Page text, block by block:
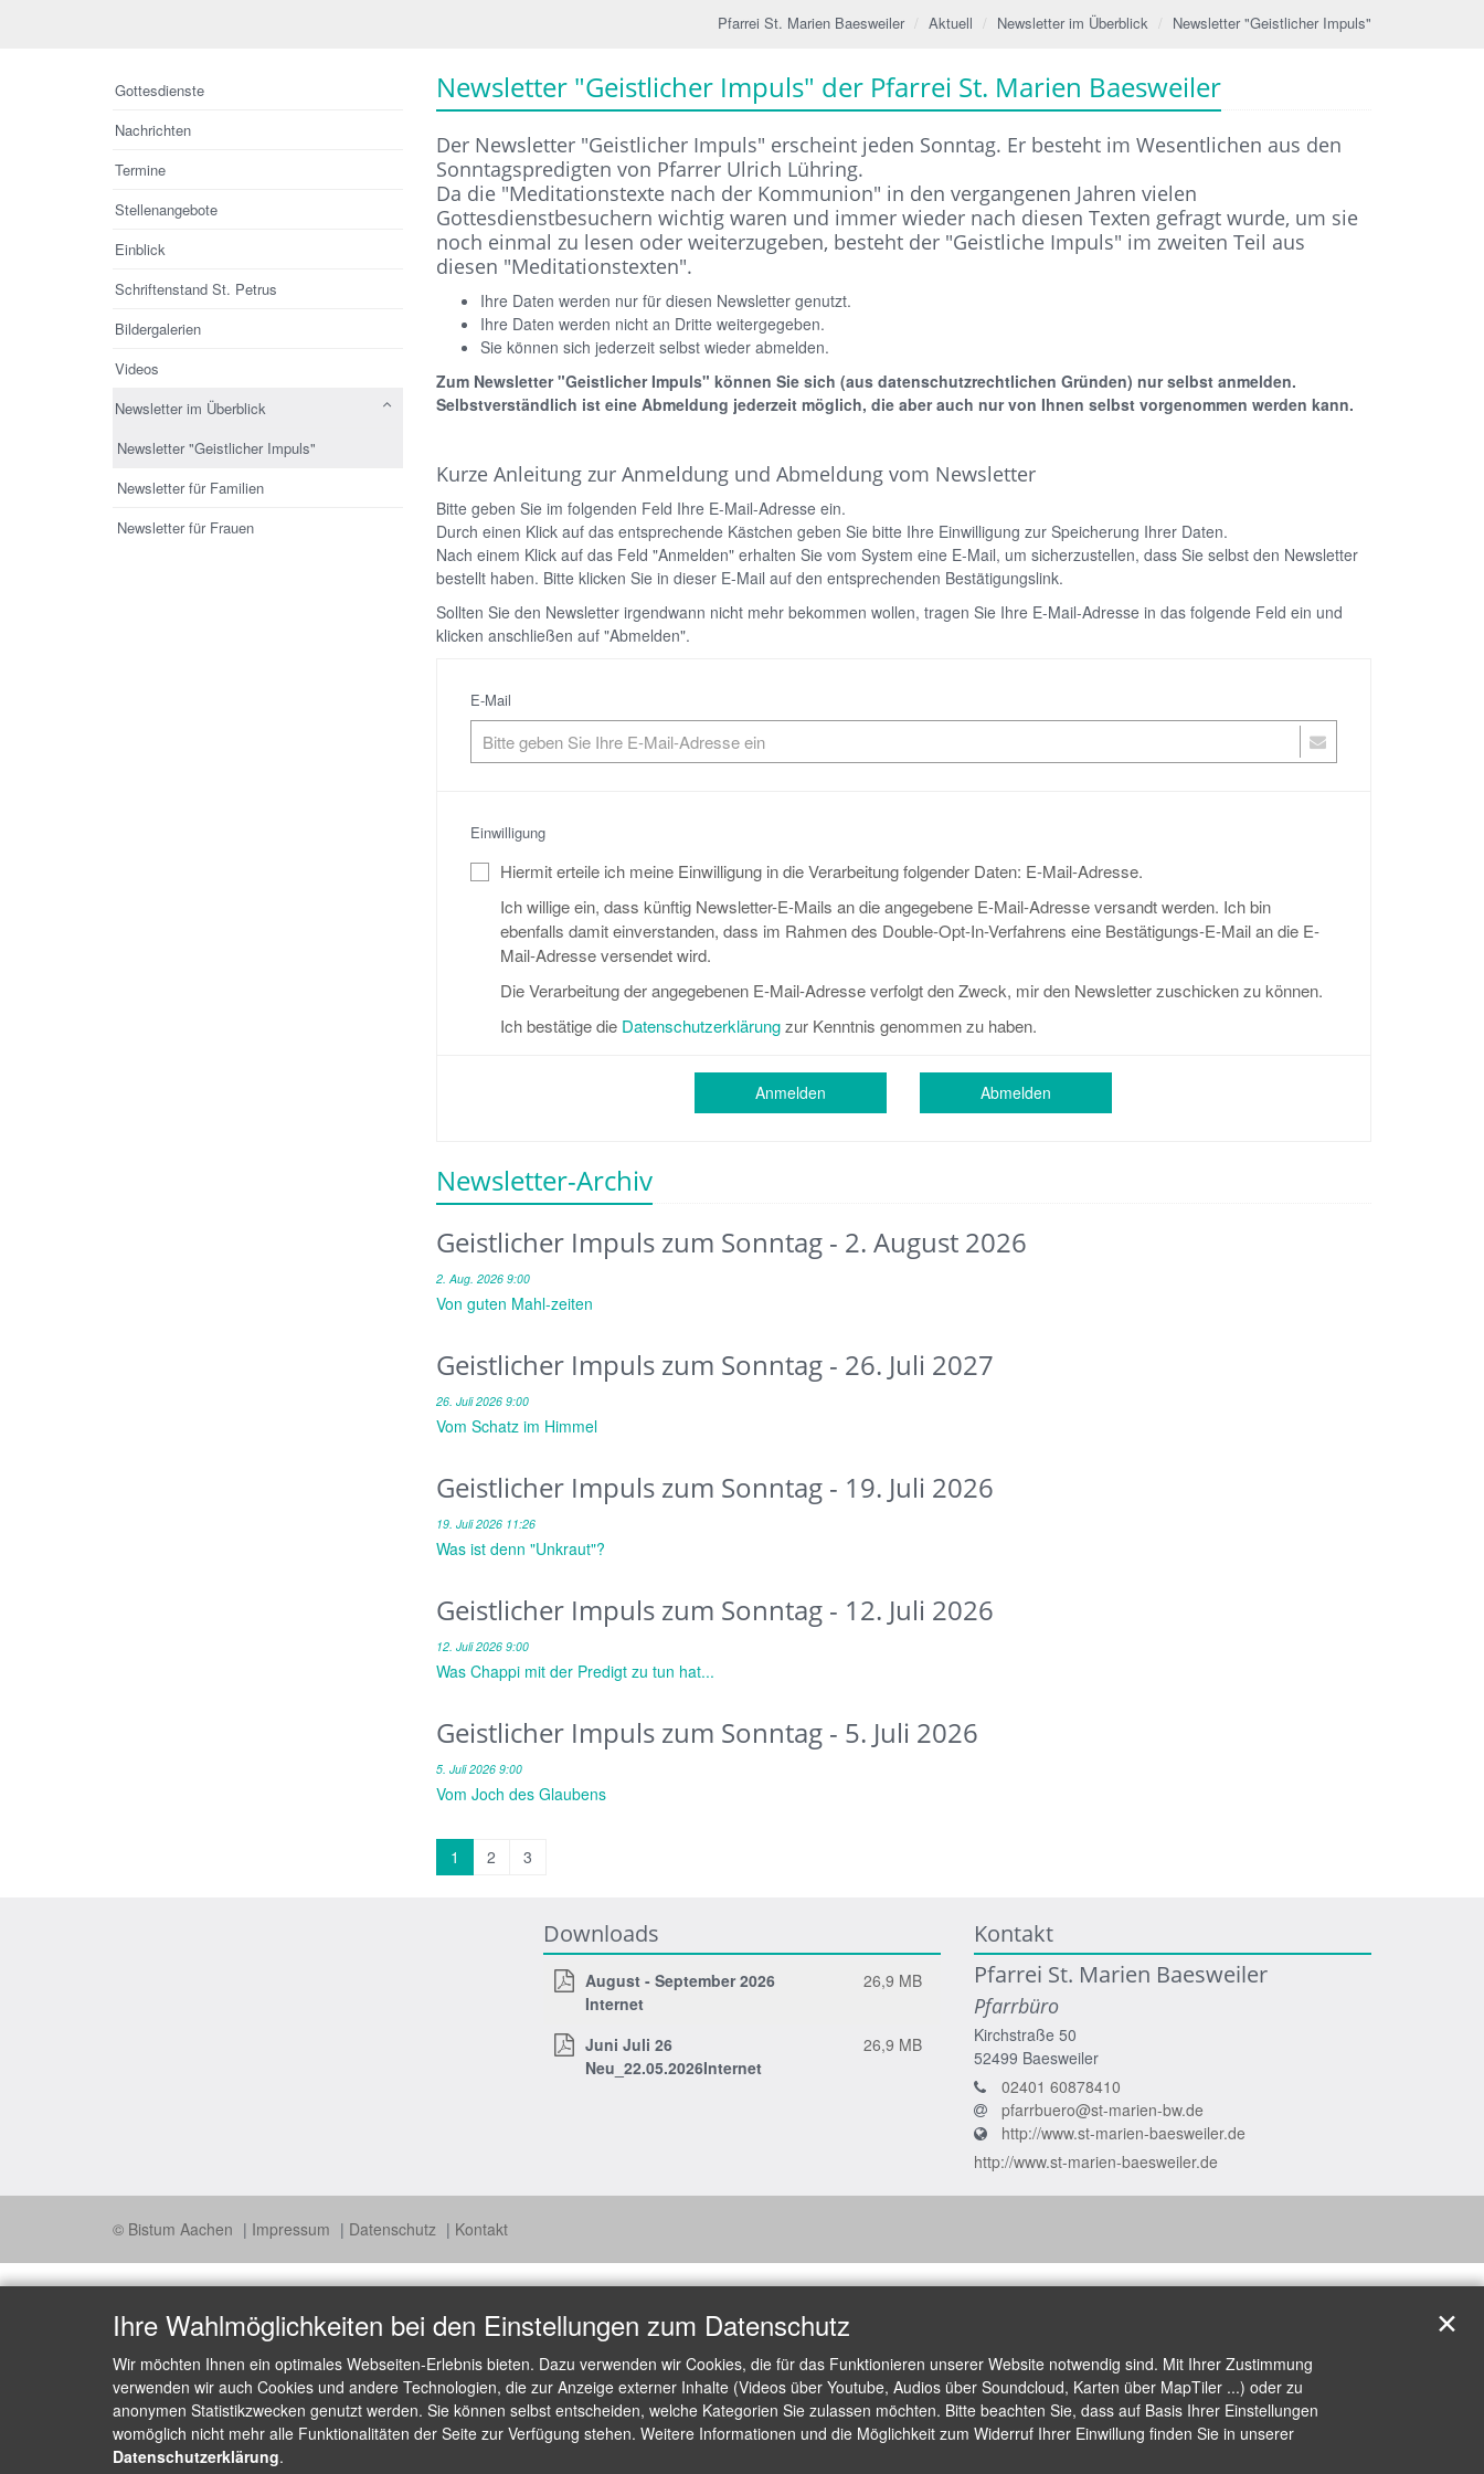
Pfarrei St. Marien Baesweiler Aktuell Newsletter im Überblick Newsletter "Geistlicher Impuls"
Newsletter "Geistlicher Impuls" der Pfarrei St. Marien Baesweiler
Der Newsletter "Geistlicher Impuls" erscheint jeden Sonntag. Er besteht im Wesentlichen aus den
Sonntagspredigten von Pfarrer Ulrich Lühring.
Da die "Meditationstexte nach der Kommunion" in den vergangenen Jahren vielen
Gottesdienstbesuchern wichtig waren und immer wieder nach diesen Texten gefragt wurde, um sie
noch einmal zu lesen oder weiterzugeben, besteht der "Geistliche Impuls" im zweiten Teil aus
diesen "Meditationstexten".
Ihre Daten werden nur für diesen Newsletter genutzt.
Ihre Daten werden nicht an Dritte weitergegeben.
Sie können sich jederzeit selbst wieder abmelden.
Zum Newsletter "Geistlicher Impuls" können Sie sich (aus datenschutzrechtlichen Gründen) nur selbst anmelden.
Selbstverständlich ist eine Abmeldung jederzeit möglich, die aber auch nur von Ihnen selbst vorgenommen werden kann.
Kurze Anleitung zur Anmeldung und Abmeldung vom Newsletter
Bitte geben Sie im folgenden Feld Ihre E-Mail-Adresse ein.
Durch einen Klick auf das entsprechende Kästchen geben Sie bitte Ihre Einwilligung zur Speicherung Ihrer Daten.
Nach einem Klick auf das Feld "Anmelden" erhalten Sie vom System eine E-Mail, um sicherzustellen, dass Sie selbst den Newsletter
bestellt haben. Bitte klicken Sie in dieser E-Mail auf den entsprechenden Bestätigungslink.
Sollten Sie den Newsletter irgendwann nicht mehr bekommen wollen, tragen Sie Ihre E-Mail-Adresse in das folgende Feld ein und
klicken anschließen auf "Abmelden".
E-Mail
Einwilligung
Hiermit erteile ich meine Einwilligung in die Verarbeitung folgender Daten: E-Mail-Adresse.
Ich willige ein, dass künftig Newsletter-E-Mails an die angegebene E-Mail-Adresse versandt werden. Ich bin
ebenfalls damit einverstanden, dass im Rahmen des Double-Opt-In-Verfahrens eine Bestätigungs-E-Mail an die E-
Mail-Adresse versendet wird.
Die Verarbeitung der angegebenen E-Mail-Adresse verfolgt den Zweck, mir den Newsletter zuschicken zu können.
Ich bestätige die Datenschutzerklärungzur Kenntnis genommen zu haben.
Anmelden Abmelden
Newsletter-Archiv
Geistlicher Impuls zum Sonntag - 2. August 2026
2. Aug. 2026 9:00
Von guten Mahl-zeiten
Geistlicher Impuls zum Sonntag - 26. Juli 2027
26. Juli 2026 9:00
Vom Schatz im Himmel
Geistlicher Impuls zum Sonntag - 19. Juli 2026
19. Juli 2026 11:26
Was ist denn "Unkraut"?
Geistlicher Impuls zum Sonntag - 12. Juli 2026
12. Juli 2026 9:00
Was Chappi mit der Predigt zu tun hat...
Geistlicher Impuls zum Sonntag - 5. Juli 2026
5. Juli 2026 9:00
Vom Joch des Glaubens
1 2 3
Gottesdienste
Nachrichten
Termine
Stellenangebote
Einblick
Schriftenstand St. Petrus
Bildergalerien
Videos
Newsletter im Überblick
Newsletter "Geistlicher Impuls"
Newsletter für Familien
Newsletter für Frauen
Downloads
August - September 2026
Internet
26,9 MB
Juni Juli 26
Neu_22.05.2026Internet
26,9 MB
Kontakt
Pfarrei St. Marien Baesweiler
Pfarrbüro
Kirchstraße 50
52499 Baesweiler
02401 60878410
pfarrbuero@st-marien-bw.de
http://www.st-marien-baesweiler.de
http://www.st-marien-baesweiler.de
© Bistum Aachen Impressum Datenschutz Kontakt
Ihre Wahlmöglichkeiten bei den Einstellungen zum Datenschutz
Wir möchten Ihnen ein optimales Webseiten-Erlebnis bieten. Dazu verwenden wir Cookies, die für das Funktionieren unserer Website notwendig sind. Mit Ihrer Zustimmung
verwenden wir auch Cookies und andere Technologien, die zur Anzeige externer Inhalte (Videos über Youtube, Audios über Soundcloud, Karten über MapTiler ...) oder zu
anonymen Statistikzwecken genutzt werden. Sie können selbst entscheiden, welche Kategorien Sie zulassen möchten. Bitte beachten Sie, dass auf Basis Ihrer Einstellungen
womöglich nicht mehr alle Funktionalitäten der Seite zur Verfügung stehen. Weitere Informationen und die Möglichkeit zum Widerruf Ihrer Einwillung finden Sie in unserer
Datenschutzerklärung.
✕